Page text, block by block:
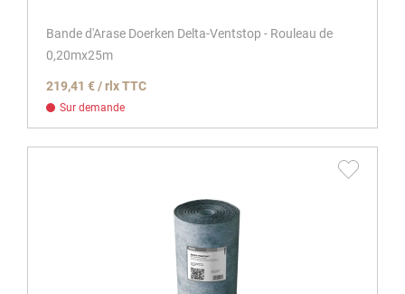
Bande d'Arase Doerken Delta-Ventstop - Rouleau de
0,20mx25m
219,41 € / rlx TTC
Sur demande